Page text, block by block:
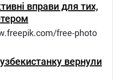
вправи для тих,
free-photo
вернули